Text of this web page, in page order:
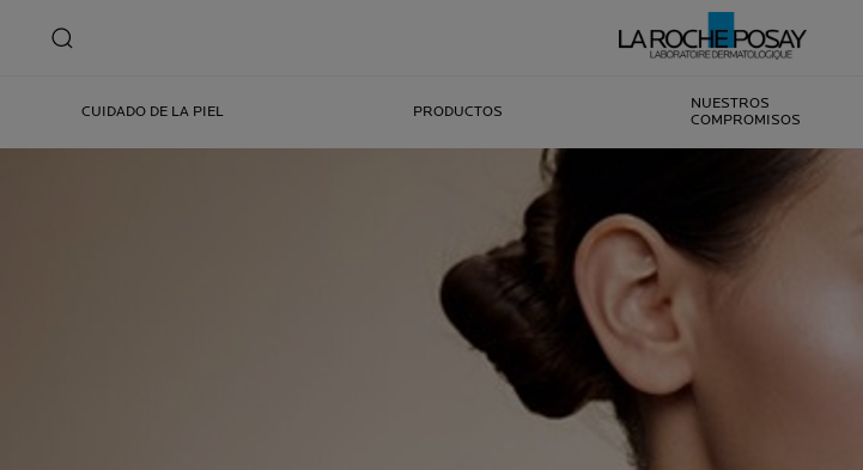
CUIDADO DE LA PIEL PRODUCTOS
NUESTROS
COMPROMISOS